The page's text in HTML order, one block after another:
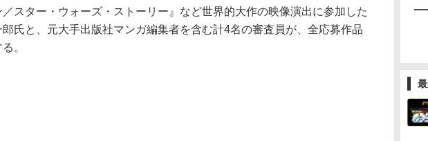
／スター・ウォーズ・ストーリー』など世界的大作の映像演出に参加した
氏と、元大手出版社マンガ編集者を含む計4名の審査員が、全応募作品
。